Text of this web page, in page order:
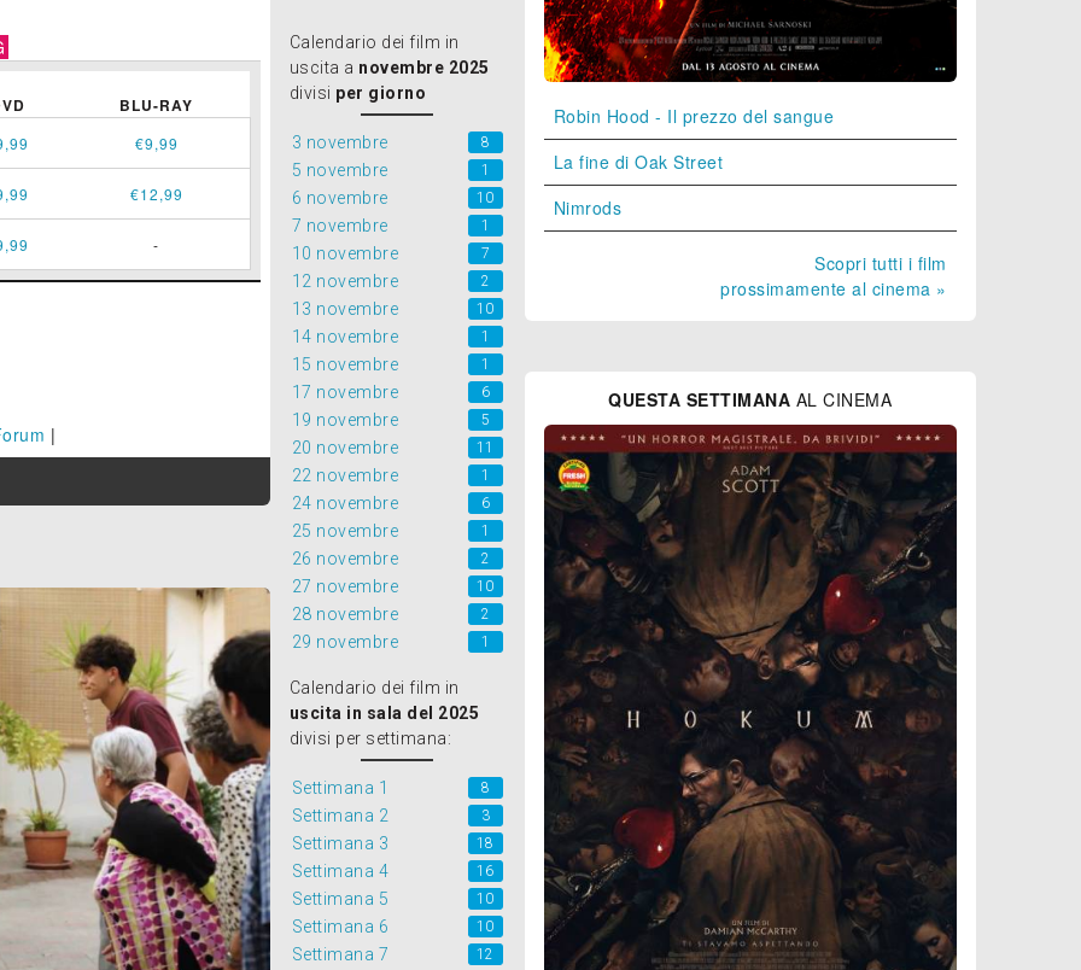
BLU-RAY
€9,99
€12,99
-
|
Calendario dei film in
uscita a novembre 2025
divisi per giorno
3 novembre 8
5 novembre 1
6 novembre 10
7 novembre 1
10 novembre 7
12 novembre 2
13 novembre 10
14 novembre 1
15 novembre 1
17 novembre 6
19 novembre 5
20 novembre 11
22 novembre 1
24 novembre 6
25 novembre 1
26 novembre 2
27 novembre 10
28 novembre 2
29 novembre 1
Calendario dei film in
uscita in sala del 2025
divisi per settimana:
Settimana 1 8
Settimana 2 3
Settimana 3 18
Settimana 4 16
Settimana 5 10
Settimana 6 10
Settimana 7 12
Robin Hood - Il prezzo del sangue
La fine di Oak Street
Nimrods
Scopri tutti i film
prossimamente al cinema »
QUESTA SETTIMANA AL CINEMA